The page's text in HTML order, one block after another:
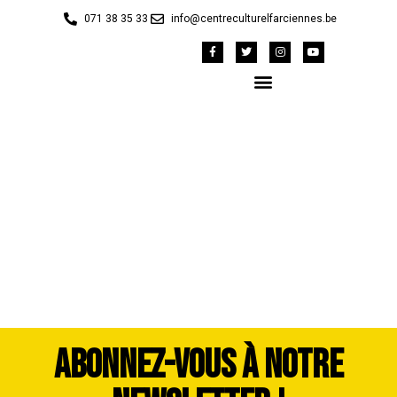
071 38 35 33 info@centreculturelfarciennes.be
ABONNEZ-VOUS À NOTRE